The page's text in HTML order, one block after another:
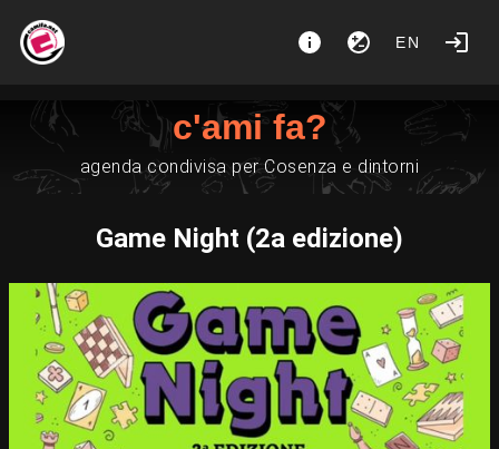
EN
c'ami fa?
agenda condivisa per Cosenza e dintorni
Game Night (2a edizione)